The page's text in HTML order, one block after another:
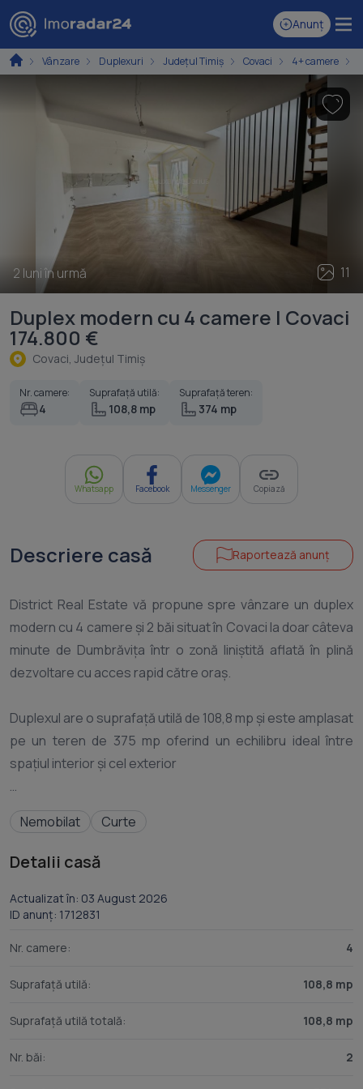
Anunț
Vânzare Duplexuri Județul Timiș Covaci 4+ camere
2 luni în urmă 11
Duplex modern cu 4 camere | Covaci
174.800 €
Covaci, Judeţul Timiş
Nr. camere:
4
Suprafață utilă:
108,8 mp
Suprafață teren:
374 mp
Whatsapp Facebook Messenger Copiază
Descriere casă Raportează anunț
District Real Estate vă propune spre vânzare un duplex
modern cu 4 camere și 2 băi situat în Covaci la doar câteva
minute de Dumbrăvița într o zonă liniștită aflată în plină
dezvoltare cu acces rapid către oraș.
Duplexul are o suprafață utilă de 108,8 mp și este amplasat
pe un teren de 375 mp oferind un echilibru ideal între
spațiul interior și cel exterior
Parter
- Hol de acces
- Dormitor sau birou
- Baie
- Terasă
Etaj
- Dormitor matrimonial cu balcon
- Baie
Nemobilat Curte
Detalii casă
Actualizat în: 03 August 2026
ID anunț: 1712831
Nr. camere: 4
Suprafață utilă: 108,8 mp
Suprafață utilă totală: 108,8 mp
Nr. băi: 2